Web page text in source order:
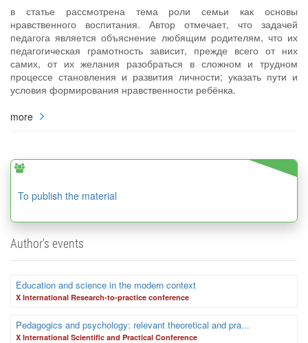
в статье рассмотрена тема роли семьи как основы
нравственного воспитания. Автор отмечает, что задачей
педагога является объяснение любящим родителям, что их
педагогическая грамотность зависит, прежде всего от них
самих, от их желания разобраться в сложном и трудном
процессе становления и развития личности; указать пути и
условия формирования нравственности ребёнка.
more
To publish the material
Author's events
Education and science in the modern context
X International Research-to-practice conference
Pedagogics and psychology: relevant theoretical and pra...
X International Scientific and Practical Conference